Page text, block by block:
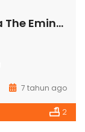
Dijual Rumah Cluster Prestigia The Eminent BSD Serpong
7 tahun ago
2